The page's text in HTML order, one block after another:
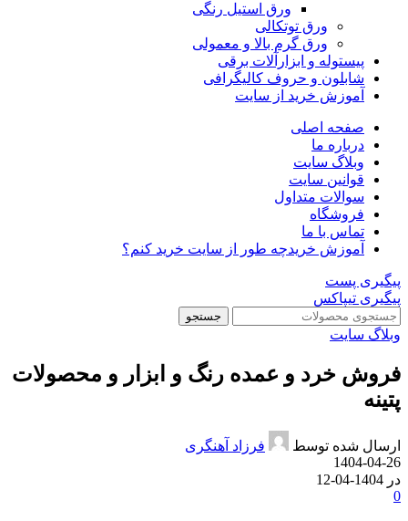
ورق استیل رنگی
ورق توتکالی
ورق گرم بالا و معمولی
پیستوله و ابزارآلات برقی
شابلون و حروف کالیگرافی
آموزش خرید از سایت
صفحه اصلی
درباره ما
وبلاگ سایت
قوانین سایت
سوالات متداول
فروشگاه
تماس با ما
آموزش خریدچه طور از سایت خرید کنم؟
پیگیری پست
پیگیری تیپاکس
جستجو
وبلاگ سایت
فروش خرد و عمده رنگ و ابزار و محصولات
پتینه
ارسال شده توسط
فرزاد آهنگری
1404-04-26
در 1404-04-12
0